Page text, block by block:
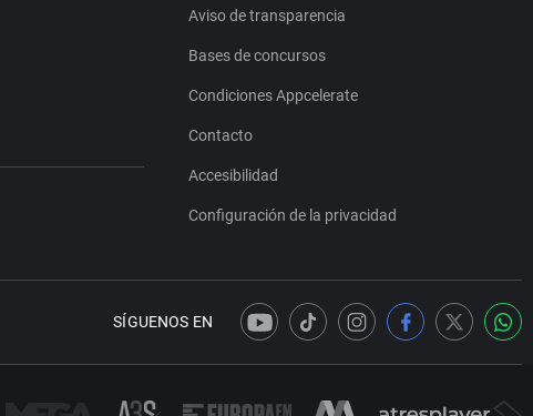
Aviso de transparencia
Bases de concursos
Condiciones Appcelerate
Contacto
Accesibilidad
Configuración de la privacidad
SÍGUENOS EN